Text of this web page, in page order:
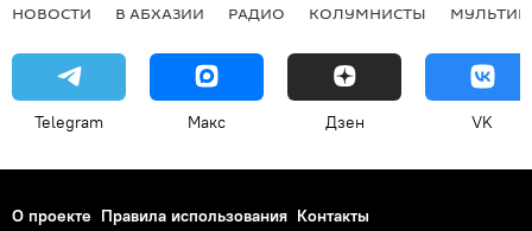
НОВОСТИ В АБХАЗИИ РАДИО КОЛУМНИСТЫ
Telegram Макс Дзен VK
О проекте Правила использования Контакты